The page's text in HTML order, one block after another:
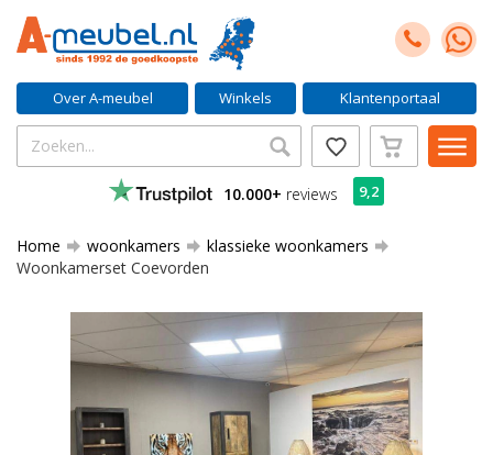
Over A-meubel Winkels Klantenportaal
10.000+ reviews 9,2
Home woonkamers
klassieke woonkamers
Woonkamerset Coevorden